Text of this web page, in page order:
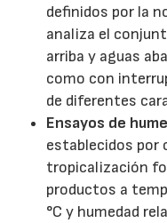
definidos por la
analiza el
arriba y aguas
como con
de diferentes
Ensayos de
establecidos por
tropicalización
productos a
°C y humedad